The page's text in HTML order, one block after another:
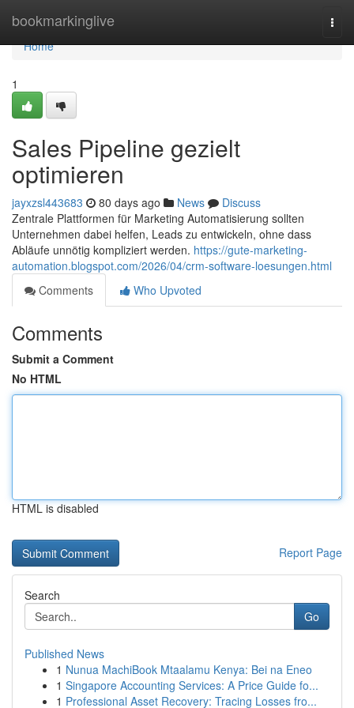
bookmarkinglive
Home
Home
1
Sales Pipeline gezielt
optimieren
jayxzsl443683 80 days ago News
Discuss
Zentrale Plattformen für Marketing Automatisierung sollten
Unternehmen dabei helfen, Leads zu entwickeln, ohne dass
Abläufe unnötig kompliziert werden. https://gute-marketing-
automation.blogspot.com/2026/04/crm-software-loesungen.html
Comments
Who Upvoted
Comments
Submit a Comment
No HTML
HTML is disabled
Report Page
Search
Go
Published News
1 Nunua MachiBook Mtaalamu Kenya: Bei na Eneo
1 Singapore Accounting Services: A Price Guide fo...
1 Professional Asset Recovery: Tracing Losses fro...